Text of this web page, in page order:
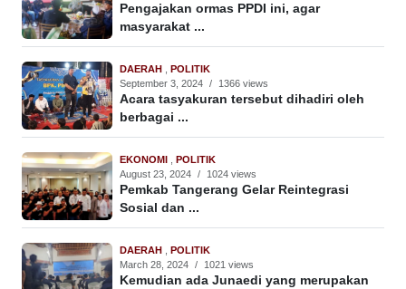
Pengajakan ormas PPDI ini, agar
masyarakat ...
DAERAH , POLITIK
September 3, 2024 / 1366 views
Acara tasyakuran tersebut dihadiri oleh
berbagai ...
EKONOMI , POLITIK
August 23, 2024 / 1024 views
Pemkab Tangerang Gelar Reintegrasi
Sosial dan ...
DAERAH , POLITIK
March 28, 2024 / 1021 views
Kemudian ada Junaedi yang merupakan